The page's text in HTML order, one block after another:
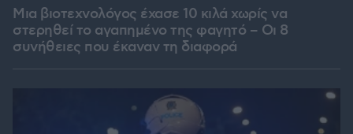
Μια βιοτεχνολόγος έχασε 10 κιλά χωρίς να
στερηθεί το αγαπημένο της φαγητό – Οι 8
συνήθειες που έκαναν τη διαφορά